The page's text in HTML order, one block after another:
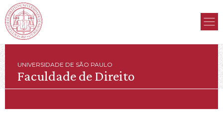
UNIVERSIDADE DE SÃO PAULO
Faculdade de Direito